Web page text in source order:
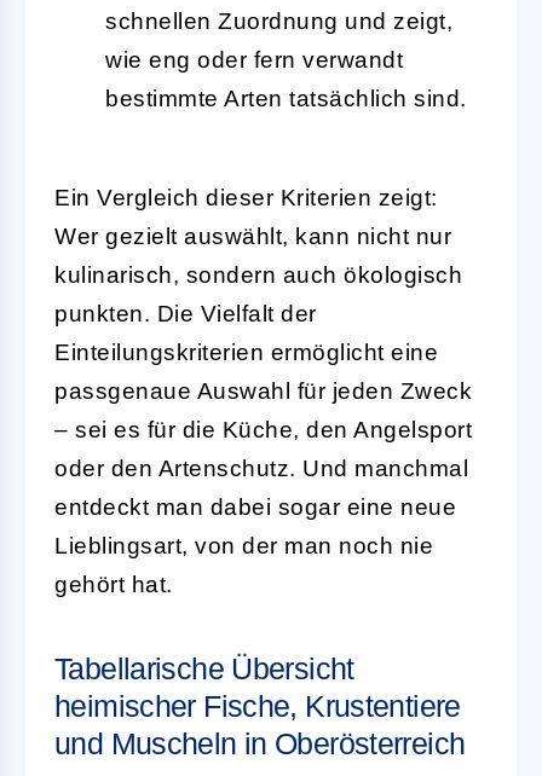
schnellen Zuordnung und zeigt,
wie eng oder fern verwandt
bestimmte Arten tatsächlich sind.
Ein Vergleich dieser Kriterien zeigt:
Wer gezielt auswählt, kann nicht nur
kulinarisch, sondern auch ökologisch
punkten. Die Vielfalt der
Einteilungskriterien ermöglicht eine
passgenaue Auswahl für jeden Zweck
– sei es für die Küche, den Angelsport
oder den Artenschutz. Und manchmal
entdeckt man dabei sogar eine neue
Lieblingsart, von der man noch nie
gehört hat.
Tabellarische Übersicht
heimischer Fische, Krustentiere
und Muscheln in Oberösterreich